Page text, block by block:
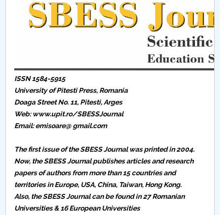
Nr. de telefon si adrese Facultăți
Români de pretutindeni - ADMITERE
Senat
Facultăți
Ghiduri pentru STUDENȚI
Relații Publice
ISSN 1584-5915
University of Pitesti Press, Romania
Doaga Street No. 11, Pitesti, Arges
Web: www.upit.ro/SBESSJournal
Email: emisoare@ gmail.com
The first issue of the SBESS Journal was printed in 2004.
Now, the SBESS Journal publishes articles and research
papers of authors from more than 15 countries and
territories in Europe, USA, China, Taiwan, Hong Kong.
Also, the SBESS Journal can be found in 27 Romanian
Universities & 16 European Universities